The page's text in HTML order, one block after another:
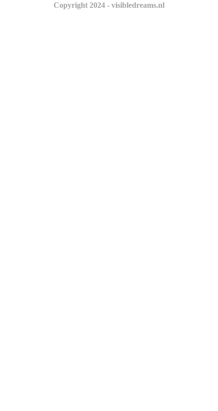
Copyright 2024 - visibledreams.nl